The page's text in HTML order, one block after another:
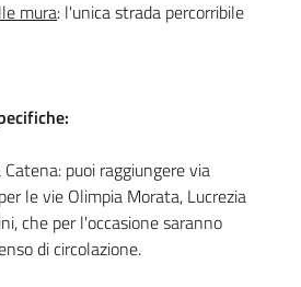
mura: l'unica strada percorribile
puoi raggiungere via
le vie Olimpia Morata, Lucrezia
che per l'occasione saranno
di circolazione.